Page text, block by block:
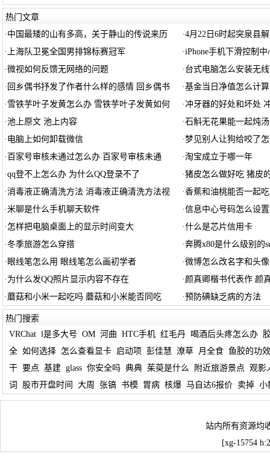
热门文章
· 中国最矮的山有多高，关于静山的传说来历 ·4月22日6时起突泉县
· 上海队卫冕全国男排锦标赛冠军 ·iPhone手机下滑控制
·微视如何反馈无网络的问题 · 台式电脑怎么安装无
· 回乡偶书抒发了作者什么样的感情 回乡偶书 ·基金当日净值怎么计算
· 雪铁芋叶子发黄怎么办 雪铁芋叶子发黄如何 ·冲牙器的好处和坏处
·池上原文 池上内容 ·石斛无花果能一起炖
· 电脑上如何卸载微信 ·梦见别人让狗给咬了
· 百家号审核未通过怎么办 百家号审核未通 ·淘宝成立于哪一年
·qq登不上怎么办 为什么QQ登录不了 ·猪皮怎么做好吃 猪皮
·消毒液正确清洗方法 消毒液正确清洗方法视 ·香蕉和油桃能否一起
·米聊是什么手机聊天软件 ·信息中心号码怎么设
· 怎样把电脑桌面上的显示时间变大 ·什么是芯片信用卡
·冬季旅游怎么穿搭 ·奔腾x80是什么级别的
· 眼线笔怎么用 眼线笔怎么画初学者 ·微博怎么改名字和头像
· 为什么发QQ照片显示内容不存在 · 颜真卿楷书代表作 颜
· 蘑菇和小米一起吃吗 蘑菇和小米能否同吃 ·预防碘缺乏病的方法
热门搜索
VRChat l是多大号 OM 河曲 HTC手机 红毛丹 喝酒后头疼怎么办
全 如何选择 怎么查看显卡 启动项 彭佳慧 潦草 月全食
鱼胶的功
干 要点 基建 glass 你安全吗 典典 茱萸是什么 附近旅游景点
观影
词
股市开盘时间 大周 张镐 书模 胃病 核爆 马自达6报价 卖掉 小
站内所有资源均
[xg-15754